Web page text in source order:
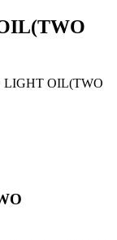
LIGHT OIL(TWO